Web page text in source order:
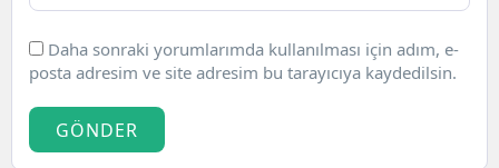
Daha sonraki yorumlarımda kullanılması için adım, e-
posta adresim ve site adresim bu tarayıcıya kaydedilsin.
GÖNDER